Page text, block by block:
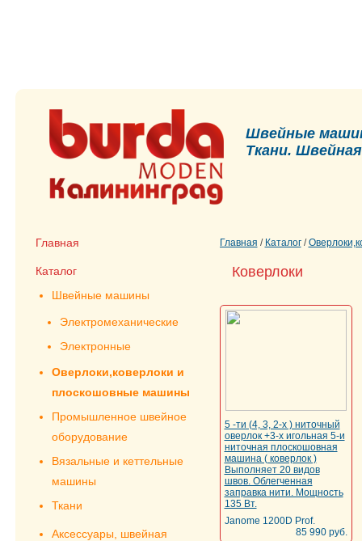
Швейные
Ткани.
Главная
Каталог
Швейные машины
Электромеханические
Электронные
Оверлоки,коверлоки и
плоскошовные машины
Промышленное швейное
оборудование
Вязальные и кеттельные
машины
Ткани
Аксессуары, швейная
Главная / Каталог/
Коверлоки
5 -ти (4, 3, 2-х ) ниточный
оверлок +3-х игольная 5-и
ниточная плоскошовная
машина ( коверлок )
Выполняет 20 видов
швов. Облегченная
заправка нити. Мощность
135 Вт.
Janome 1200D Prof.
85 990 руб.